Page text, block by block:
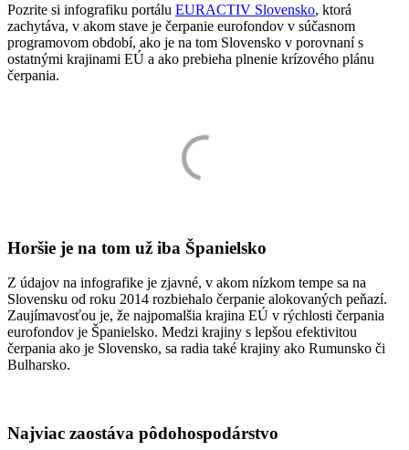
Pozrite si infografiku portálu EURACTIV Slovensko, ktorá
zachytáva, v akom stave je čerpanie eurofondov v súčasnom
programovom období, ako je na tom Slovensko v porovnaní s
ostatnými krajinami EÚ a ako prebieha plnenie krízového plánu
čerpania.
Horšie je na tom už iba Španielsko
Z údajov na infografike je zjavné, v akom nízkom tempe sa na
Slovensku od roku 2014 rozbiehalo čerpanie alokovaných peňazí.
Zaujímavosťou je, že najpomalšia krajina EÚ v rýchlosti čerpania
eurofondov je Španielsko. Medzi krajiny s lepšou efektivitou
čerpania ako je Slovensko, sa radia také krajiny ako Rumunsko či
Bulharsko.
Najviac zaostáva pôdohospodárstvo